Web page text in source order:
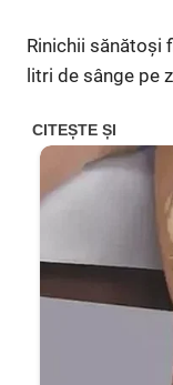
Rinichii sănătoși
litri de sânge pe